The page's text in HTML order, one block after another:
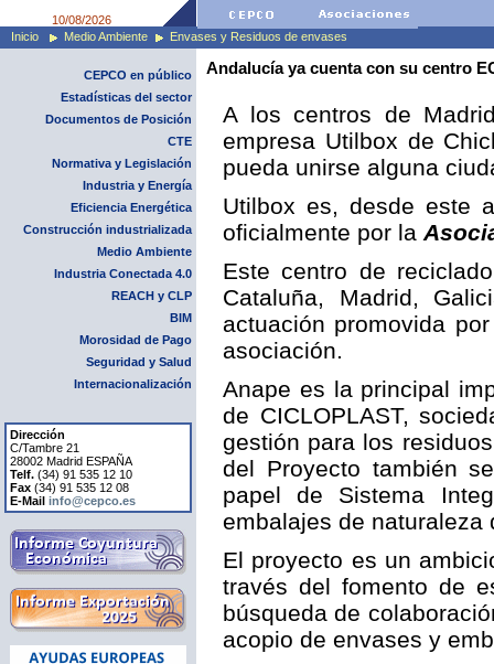
10/08/2026
Inicio
Medio Ambiente Envases y Residuos de envases
CEPCO en público
Estadísticas del sector
Documentos de Posición
CTE
Normativa y Legislación
Industria y Energía
Eficiencia Energética
Construcción industrializada
Medio Ambiente
Industria Conectada 4.0
REACH y CLP
BIM
Morosidad de Pago
Seguridad y Salud
Internacionalización
Dirección
C/Tambre 21
28002 Madrid ESPAÑA
Telf. (34) 91 535 12 10
Fax (34) 91 535 12 08
E-Mail info@cepco.es
Andalucía ya cuenta con su centro
A los centros de
empresa Utilbox de
pueda unirse alguna
Utilbox es, desde este
oficialmente por la
Este centro de
Cataluña, Madrid,
actuación promovida
asociación.
Anape es la principal
de CICLOPLAST,
gestión para los
del Proyecto también
papel de Sistema
embalajes de naturaleza
El proyecto es un
través del fomento de
búsqueda de
acopio de envases y